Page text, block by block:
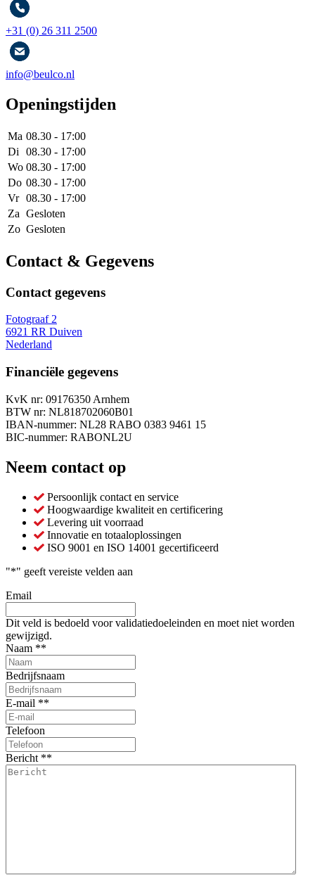
+31 (0) 26 311 2500
info@beulco.nl
Openingstijden
Ma 08.30 - 17:00
Di
08.30 - 17:00
Wo 08.30 - 17:00
Do 08.30 - 17:00
Vr 08.30 - 17:00
Za Gesloten
Zo Gesloten
Contact & Gegevens
Contact gegevens
Fotograaf 2
6921 RR Duiven
Nederland
Financiële gegevens
KvK nr: 09176350 Arnhem
BTW nr: NL818702060B01
IBAN-nummer: NL28 RABO 0383 9461 15
BIC-nummer: RABONL2U
Neem contact op
Persoonlijk contact en service
Hoogwaardige kwaliteit en certificering
Levering uit voorraad
Innovatie en totaaloplossingen
ISO 9001 en ISO 14001 gecertificeerd
"*" geeft vereiste velden aan
Email
Dit veld is bedoeld voor validatiedoeleinden en moet niet worden
gewijzigd.
Naam **
Bedrijfsnaam
E-mail **
Telefoon
Bericht **